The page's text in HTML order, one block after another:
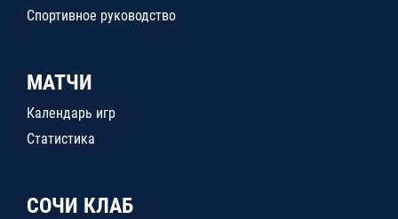
Спортивное руководство
МАТЧИ
Календарь игр
Статистика
СОЧИ КЛАБ